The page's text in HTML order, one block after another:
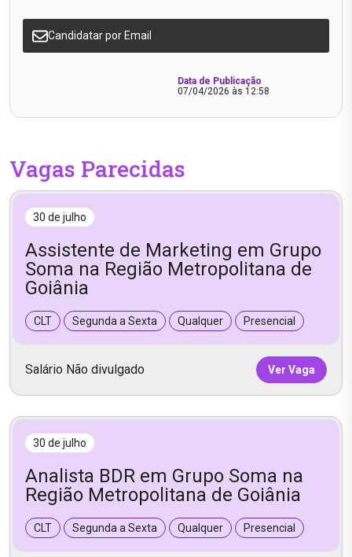
Candidatar por Email
Data de Publicação
07/04/2026 às 12:58
Vagas Parecidas
30 de julho
Assistente de Marketing em Grupo
Soma na Região Metropolitana de
Goiânia
CLT Segunda a Sexta Qualquer Presencial
Salário Não divulgado Ver Vaga
30 de julho
Analista BDR em Grupo Soma na
Região Metropolitana de Goiânia
CLT Segunda a Sexta Qualquer Presencial